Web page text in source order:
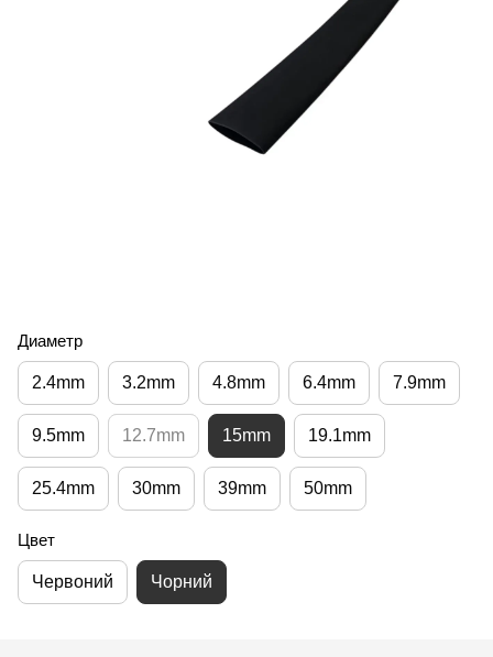
Диаметр
2.4mm 3.2mm 4.8mm 6.4mm 7.9mm
9.5mm 12.7mm 15mm 19.1mm
25.4mm 30mm 39mm 50mm
Цвет
Червоний Чорний